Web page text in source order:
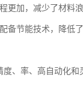
更加，减少了材料浪
备节能技术，降低了
度、率、高自动化